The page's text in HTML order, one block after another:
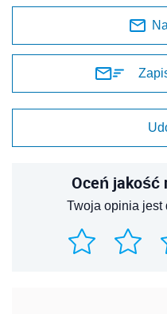
Oceń jakość
Twoja opinia jest